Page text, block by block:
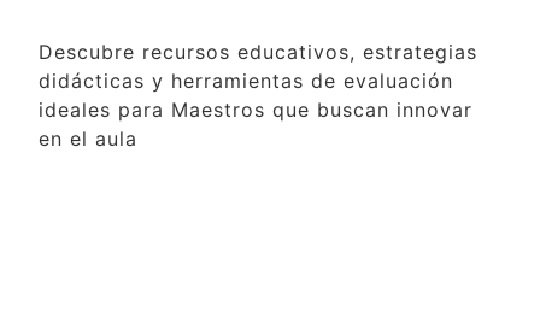
Descubre recursos educativos, estrategias
didácticas y herramientas de evaluación
ideales para Maestros que buscan innovar
en el aula